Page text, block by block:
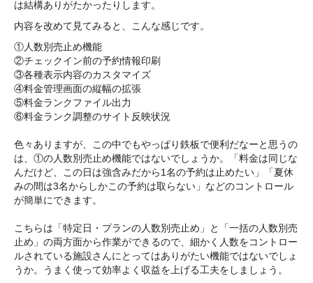
は結構ありがたかったりします。
内容を改めて見てみると、こんな感じです。
①人数別売止め機能
②チェックイン前の予約情報印刷
③各種表示内容のカスタマイズ
④料金管理画面の縦幅の拡張
⑤料金ランクファイル出力
⑥料金ランク調整のサイト反映状況
色々ありますが、この中でもやっぱり鉄板で便利だなーと思うの
は、①の人数別売止め機能ではないでしょうか。「料金は同じな
んだけど、この日は強含みだから1名の予約は止めたい」「夏休
みの間は3名からしかこの予約は取らない」などのコントロール
が簡単にできます。
こちらは「特定日・プランの人数別売止め」と「一括の人数別売
止め」の両方面から作業ができるので、細かく人数をコントロー
ルされている施設さんにとってはありがたい機能ではないでしょ
うか。うまく使って効率よく収益を上げる工夫をしましょう。